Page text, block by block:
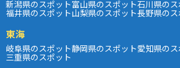
新潟県のスポット富山県のスポット石川県のス
福井県のスポット山梨県のスポット長野県のス
東海
岐阜県のスポット静岡県のスポット愛知県の
三重県のスポット